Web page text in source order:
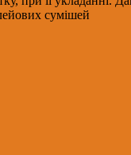
сумішей